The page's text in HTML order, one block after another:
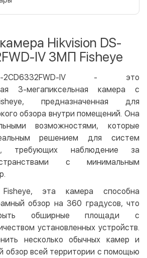
юр.лица
Бесплатно
(Приватбанк)
(Монобанк)
Hikvision DS-
IV 3МП Fisheye
2CD6332FWD-IV - это
3-мегапиксельная камера с
предназначенная для
обзора внутри помещений. Она
возможностями, которые
решением для систем
требующих наблюдение за
с минимальным
эта камера способна
обзор на 360 градусов, что
обширные площади с
установленных устройств.
несколько обычных камер и
обзор всей территории с помощью